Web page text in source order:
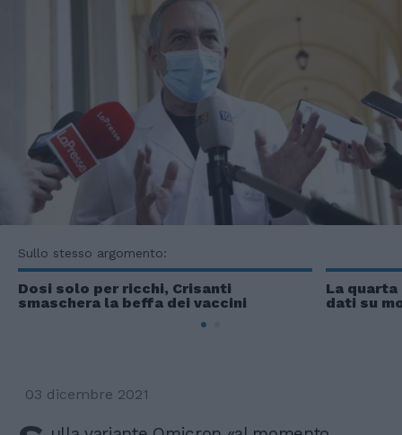
Sullo stesso argomento:
Dosi solo per ricchi, Crisanti
smaschera la beffa dei vaccini
La quarta
dati su
03 dicembre 2021